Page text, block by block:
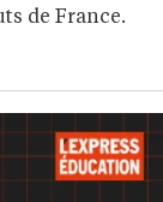
de France.